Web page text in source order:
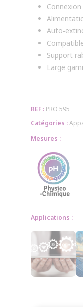
Support
Large
REF : PRO 595
Catégories :
Mesures :
Applications :